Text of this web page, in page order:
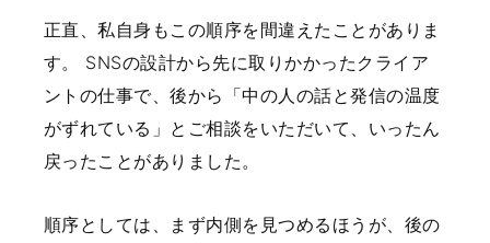
正直、私自身もこの順序を間違えたことがありま
す。
SNSの設計から先に取りかかったクライア
ントの仕事で、後から「中の人の話と発信の温度
がずれている」とご相談をいただいて、いったん
戻ったことがありました。
順序としては、まず内側を見つめるほうが、後の